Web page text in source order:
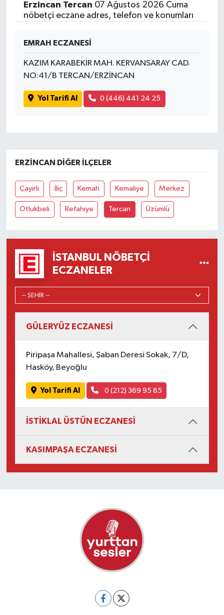
Erzincan Tercan 07 Ağustos 2026 Cuma
nöbetçi eczane adres, telefon ve konumları
EMRAH ECZANESİ
KAZIM KARABEKİR MAH. KERVANSARAY CAD.
NO:41/B TERCAN/ERZİNCAN
Yol Tarifi Al 0 (446) 441 24 25
ERZINCAN DIĞER İLÇELER
Çayırlı İliç Kemah Kemaliye Merkez
Otlukbeli Refahiye Tercan Üzümlü
İSTANBUL NÖBETÇI
ECZANELER
GÜLERYÜZ ECZANESİ
Piripaşa Mahallesi, Şaban Deresi Sokak, 7/D,
Hasköy, Beyoğlu
Yol Tarifi Al 0 (212) 369 95 85
İSTİKLAL ÜSTÜN ECZANESİ
KASIMPAŞA ECZANESİ